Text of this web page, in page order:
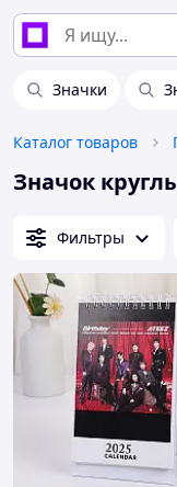
Значки
Каталог товаров
Значок
Фильтры